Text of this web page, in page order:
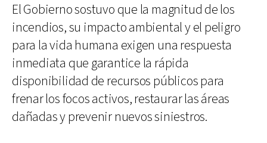
El Gobierno sostuvo que la magnitud de los
incendios, su impacto ambiental y el peligro
para la vida humana exigen una respuesta
inmediata que garantice la rápida
disponibilidad de recursos públicos para
frenar los focos activos, restaurar las áreas
dañadas y prevenir nuevos siniestros.